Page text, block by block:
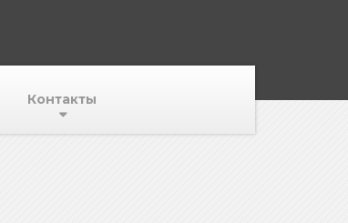
Контакты